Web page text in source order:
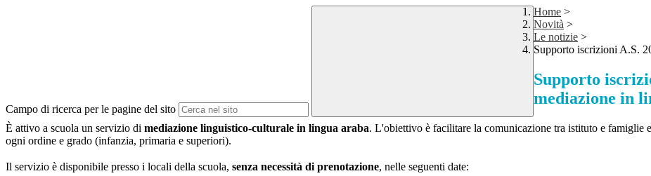
Campo di ricerca per le pagine del sito
Home >
Novità >
Le notizie >
Supporto iscrizioni A.S.
Supporto
mediazione in
È attivo a scuola un servizio di mediazione linguistico-culturale in lingua araba. L'obiettivo è facilitare la comunicazione tra istituto e famiglie
ogni ordine e grado (infanzia, primaria e superiori).
Il servizio è disponibile presso i locali della scuola, senza necessità di prenotazione, nelle seguenti date: